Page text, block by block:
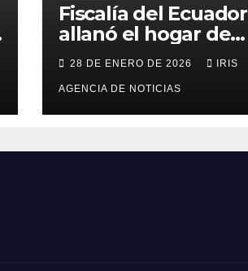
Fiscalía del Ecuador
allanó el hogar de
excandidata
presidencial
vinculada al caso
Caja Chica
28 DE ENERO DE 2026 IRIS
AGENCIA DE NOTICIAS